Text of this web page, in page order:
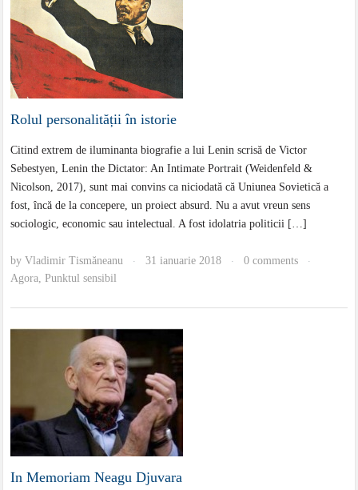
Rolul personalității în istorie
Citind extrem de iluminanta biografie a lui Lenin scrisă de Victor
Sebestyen, Lenin the Dictator: An Intimate Portrait (Weidenfeld &
Nicolson, 2017), sunt mai convins ca niciodată că Uniunea Sovietică a
fost, încă de la concepere, un proiect absurd. Nu a avut vreun sens
sociologic, economic sau intelectual. A fost idolatria politicii […]
byVladimir Tismăneanu · 31 ianuarie 2018 · 0 comments ·
Agora,Punktul sensibil
In Memoriam Neagu Djuvara